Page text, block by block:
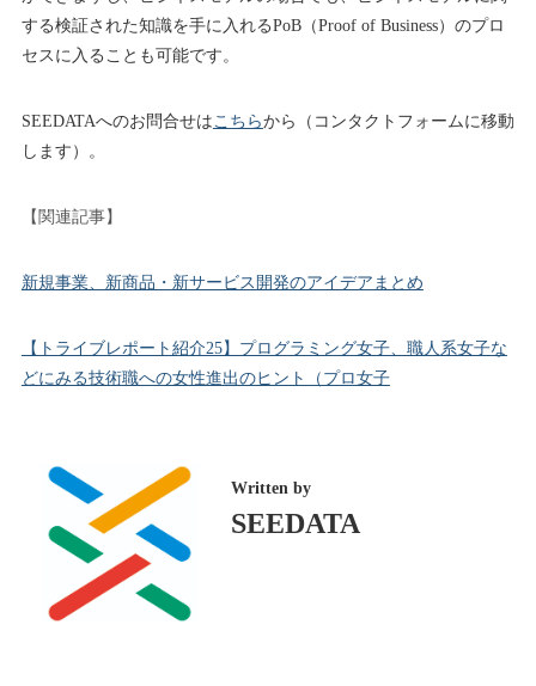
Written by
SEEDATA
する検証された知識を手に入れるPoB（Proof of Business）のプロ
セスに入ることも可能です。
SEEDATAへのお問合せは こちらから（コンタクトフォームに移動
します）。
【関連記事】
新規事業、新商品・新サービス開発のアイデアまとめ
【トライブレポート紹介25】プログラミング女子、職人系女子な
どにみる技術職への女性進出のヒント（プロ女子